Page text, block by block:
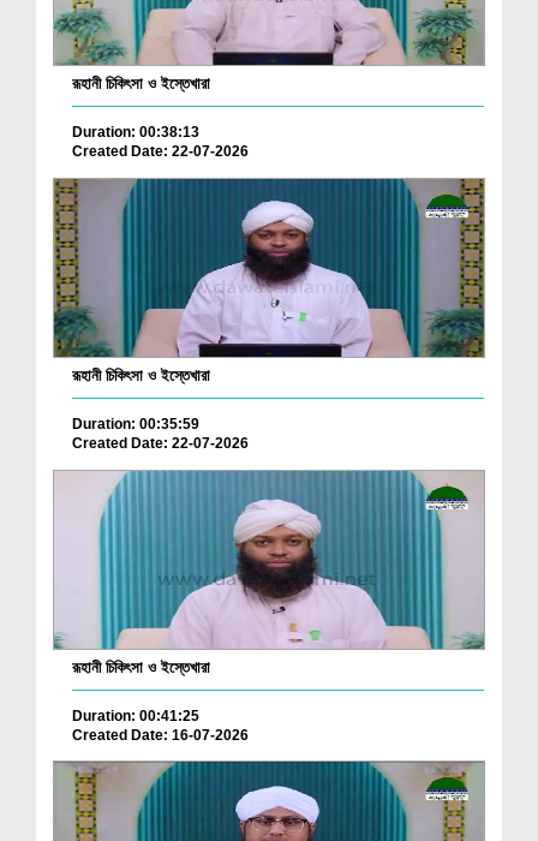
রূহানী চিকিৎসা ও ইস্তেখারা
Duration: 00:38:13
Created Date: 22-07-2026
রূহানী চিকিৎসা ও ইস্তেখারা
Duration: 00:35:59
Created Date: 22-07-2026
রূহানী চিকিৎসা ও ইস্তেখারা
Duration: 00:41:25
Created Date: 16-07-2026